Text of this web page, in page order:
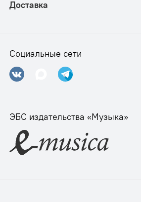
Доставка
Социальные сети
ЭБС издательства «Музыка»